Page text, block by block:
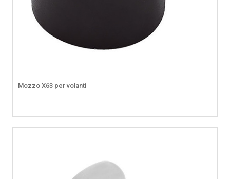
Mozzo X63 per volanti